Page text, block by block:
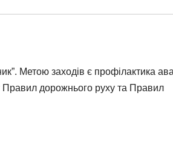
Метою заходів є профілактика
Правил дорожнього руху та Правил